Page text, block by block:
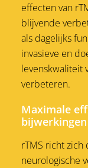
effecten van
blijvende
als dagelijks
invasieve en
levenskwaliteit
verbeteren.
Maximale
bijwerkingen
rTMS richt
neurologische